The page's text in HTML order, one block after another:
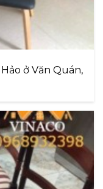
ở Văn Quán,